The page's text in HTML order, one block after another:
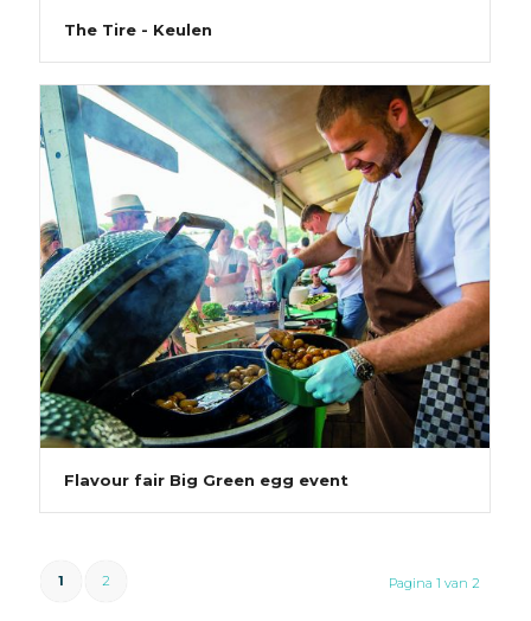
The Tire - Keulen
Flavour fair Big Green egg event
Pagina 1 van 2
1 2